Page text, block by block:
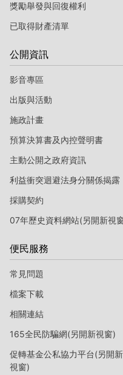
獎勵舉發與回復權利
已取得財產清單
公開資訊
影音專區
出版與活動
施政計畫
預算決算書及內控聲明書
主動公開之政府資訊
利益衝突迴避法身分關係揭露
採購契約
07年歷史資料網站(另開新視
便民服務
常見問題
檔案下載
相關連結
165全民防騙網(另開新視窗)
促轉基金公私協力平台(另開新
視窗)